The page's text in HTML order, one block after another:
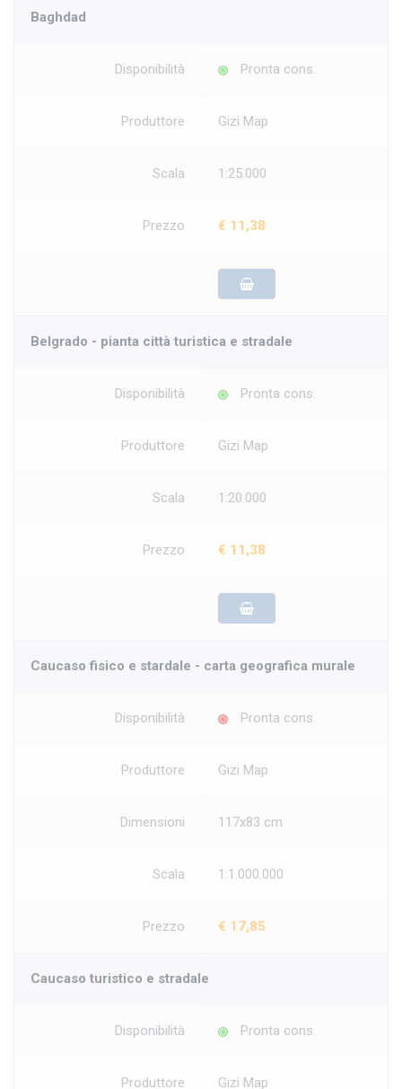
Baghdad
Disponibilità Pronta cons.
Produttore Gizi Map
Scala 1:25.000
Prezzo € 11,38
Belgrado - pianta città turistica e stradale
Disponibilità Pronta cons.
Produttore Gizi Map
Scala 1:20.000
Prezzo € 11,38
Caucaso fisico e stardale - carta geografica murale
Disponibilità Pronta cons.
Produttore Gizi Map
Dimensioni 117x83 cm
Scala 1:1.000.000
Prezzo € 17,85
Caucaso turistico e stradale
Disponibilità Pronta cons.
Produttore Gizi Map